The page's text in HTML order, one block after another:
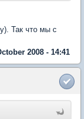
Так что мы с
2008 - 14:41